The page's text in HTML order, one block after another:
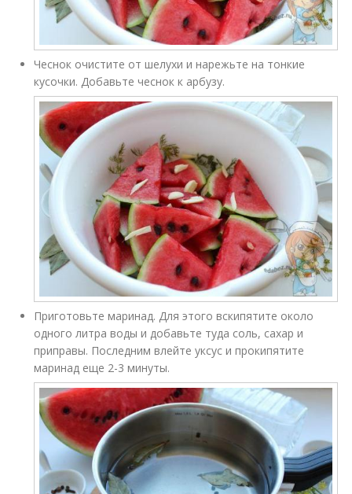
Чеснок очистите от шелухи и нарежьте на тонкие
кусочки. Добавьте чеснок к арбузу.
Приготовьте маринад. Для этого вскипятите около
одного литра воды и добавьте туда соль, сахар и
приправы. Последним влейте уксус и прокипятите
маринад еще 2-3 минуты.